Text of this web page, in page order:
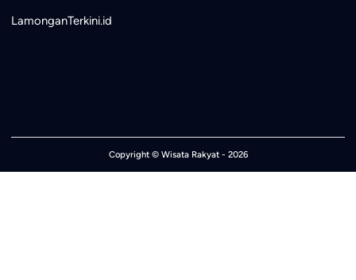
LamonganTerkini.id
Copyright © Wisata Rakyat- 2026